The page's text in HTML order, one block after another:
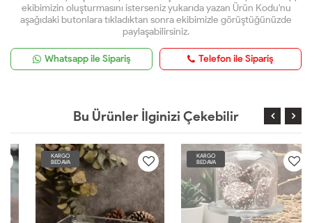
ekibimizin oluşturmasını isterseniz yukarıda yazan Ürün Kodu'nu
aşağıdaki butonlara tıkladıktan sonra ekibimizle görüştüğünüzde
paylaşabilirsiniz.
Whatsapp ile Sipariş Telefon ile Sipariş
Bu Ürünler İlginizi Çekebilir
KARGO
BEDAVA
KARGO
BEDAVA